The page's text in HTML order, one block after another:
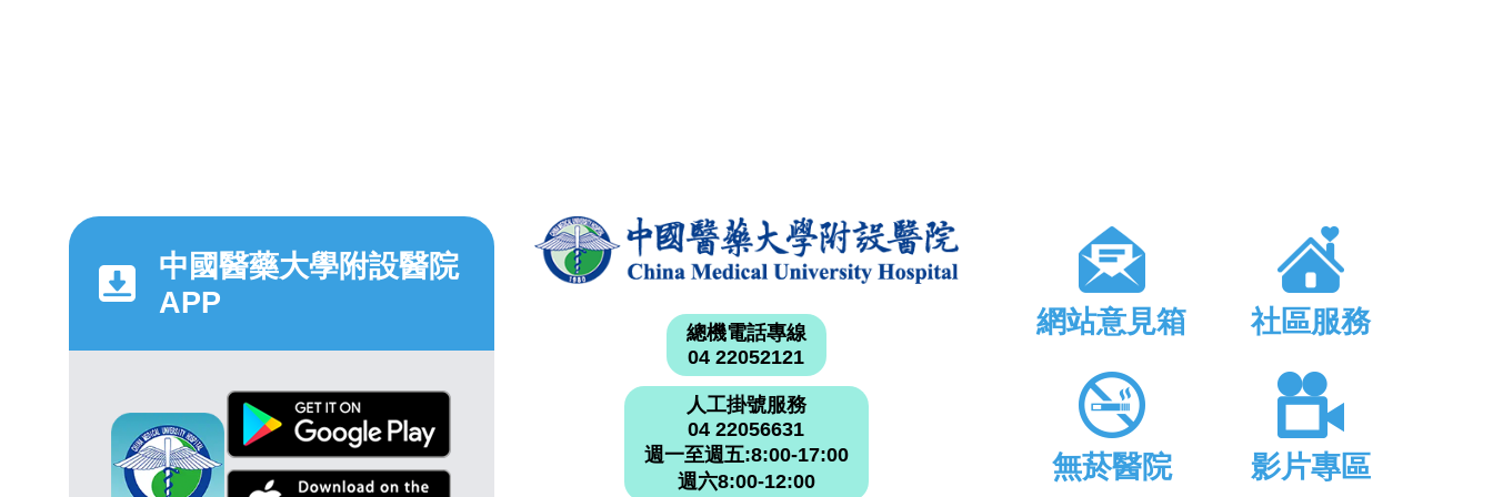
中國醫藥大學附設醫院
APP
總機電話專線
04 22052121
人工掛號服務
04 22056631
週一至週五:8:00-17:00
週六8:00-12:00
網站意見箱 社區服務
無菸醫院 影片專區